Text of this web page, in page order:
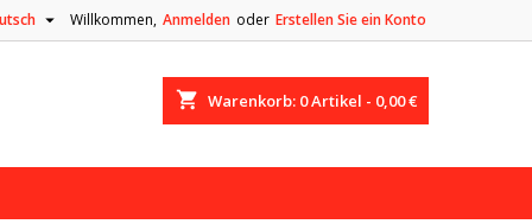
Willkommen, Anmelden oder Erstellen Sie ein Konto

shopping_cart Warenkorb: 0Artikel - 0,00 €